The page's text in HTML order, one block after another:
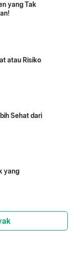
yang Tak
atau Risiko
Sehat dari
yang